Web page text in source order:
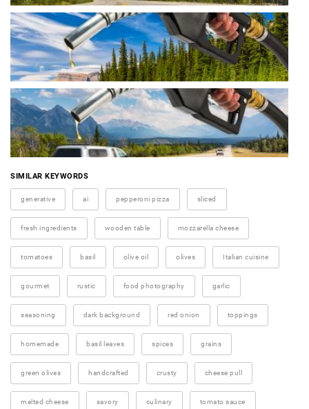
SIMILAR KEYWORDS
generative ai pepperoni pizza sliced
fresh ingredients wooden table mozzarella cheese
tomatoes basil olive oil olives Italian cuisine
gourmet rustic food photography garlic
seasoning dark background red onion toppings
homemade basil leaves spices grains
green olives handcrafted crusty cheese pull
melted cheese savory culinary tomato sauce